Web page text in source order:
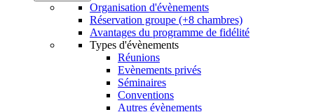
Organisation d'évènements
Réservation groupe (+8 chambres)
Avantages du programme de fidélité
Types d'évènements
Réunions
Evènements privés
Séminaires
Conventions
Autres évènements